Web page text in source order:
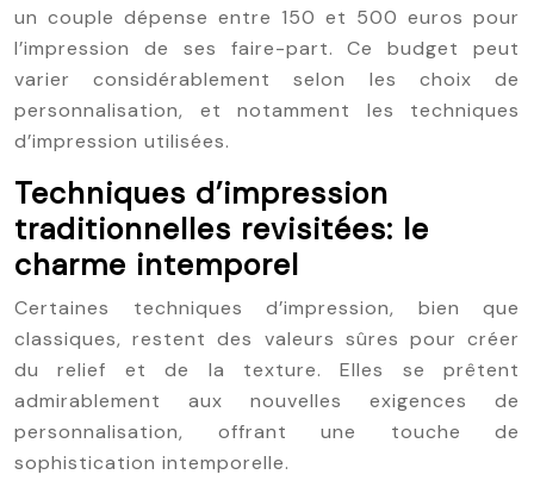
un couple dépense entre 150 et 500 euros pour
l’impression de ses faire-part. Ce budget peut
varier considérablement selon les choix de
personnalisation, et notamment les techniques
d’impression utilisées.
Techniques d’impression
traditionnelles revisitées: le
charme intemporel
Certaines techniques d’impression, bien que
classiques, restent des valeurs sûres pour créer
du relief et de la texture. Elles se prêtent
admirablement aux nouvelles exigences de
personnalisation, offrant une touche de
sophistication intemporelle.